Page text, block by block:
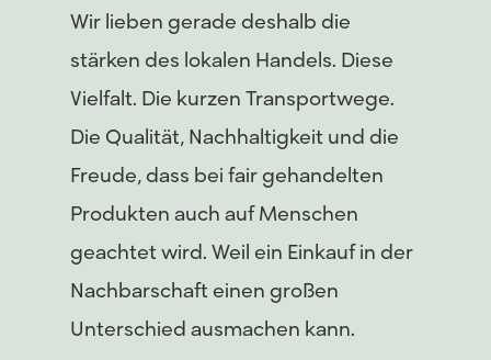
Wir lieben gerade deshalb die
stärken des lokalen Handels. Diese
Vielfalt. Die kurzen Transportwege.
Die Qualität, Nachhaltigkeit und die
Freude, dass bei fair gehandelten
Produkten auch auf Menschen
geachtet wird. Weil ein Einkauf in der
Nachbarschaft einen großen
Unterschied ausmachen kann.